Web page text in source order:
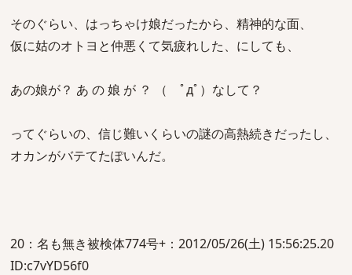
そのぐらい、はっちゃけ娘だったから、精神的な面、
仮に姑のオトヨと仲悪くて気疲れした、にしても、
あの娘が？ あ の 娘 が ？ （ ﾟдﾟ）なして？
ってぐらいの、信じ難いくらいの謎の高熱続きだったし、
オカンがバテてたぽいんだ。
20：名も無き被検体774号+：2012/05/26(土) 15:56:25.20
ID:c7vYD56f0